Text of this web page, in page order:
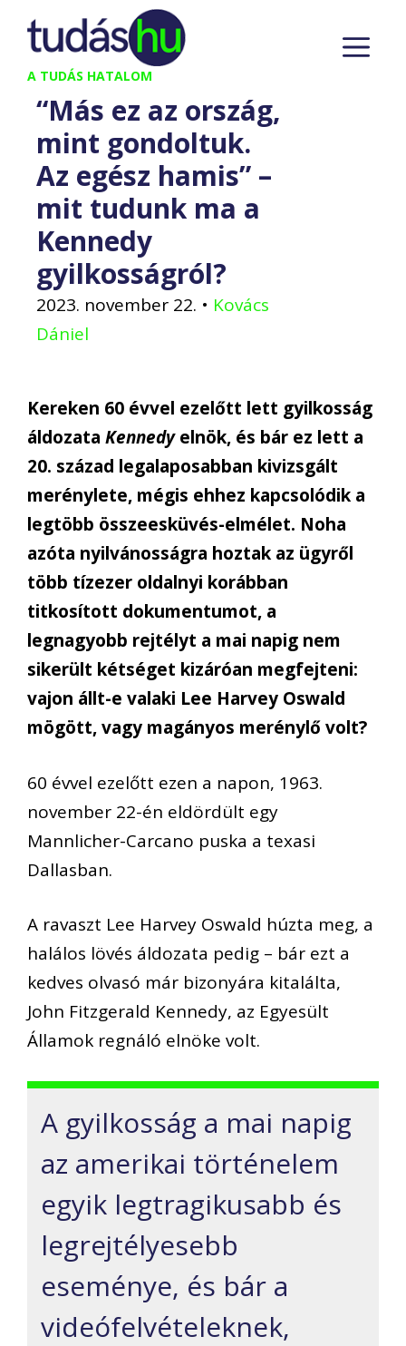
Kilépés
tartalomba
A TUDÁS HATALOM
“Más ez az ország,
mint gondoltuk.
Az egész hamis” –
mit tudunk ma a
Kennedy
gyilkosságról?
2023. november 22. • Kovács
Dániel
Kereken 60 évvel ezelőtt lett gyilkosság
áldozata Kennedyelnök, és bár ez lett a
20. század legalaposabban kivizsgált
merénylete, mégis ehhez kapcsolódik a
legtöbb összeesküvés-elmélet. Noha
azóta nyilvánosságra hoztak az ügyről
több tízezer oldalnyi korábban
titkosított dokumentumot, a
legnagyobb rejtélyt a mai napig nem
sikerült kétséget kizáróan megfejteni:
vajon állt-e valaki Lee Harvey Oswald
mögött, vagy magányos merénylő volt?
60 évvel ezelőtt ezen a napon, 1963.
november 22-én eldördült egy
Mannlicher-Carcano puska a texasi
Dallasban.
A ravaszt Lee Harvey Oswald húzta meg, a
halálos lövés áldozata pedig – bár ezt a
kedves olvasó már bizonyára kitalálta,
John Fitzgerald Kennedy, az Egyesült
Államok regnáló elnöke volt.
A gyilkosság a mai napig
az amerikai történelem
egyik legtragikusabb és
legrejtélyesebb
eseménye, és bár a
videófelvételeknek,